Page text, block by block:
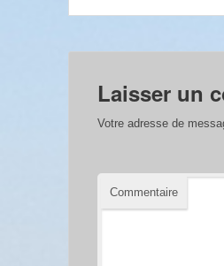
Laisser un
Votre adresse de
Commentaire